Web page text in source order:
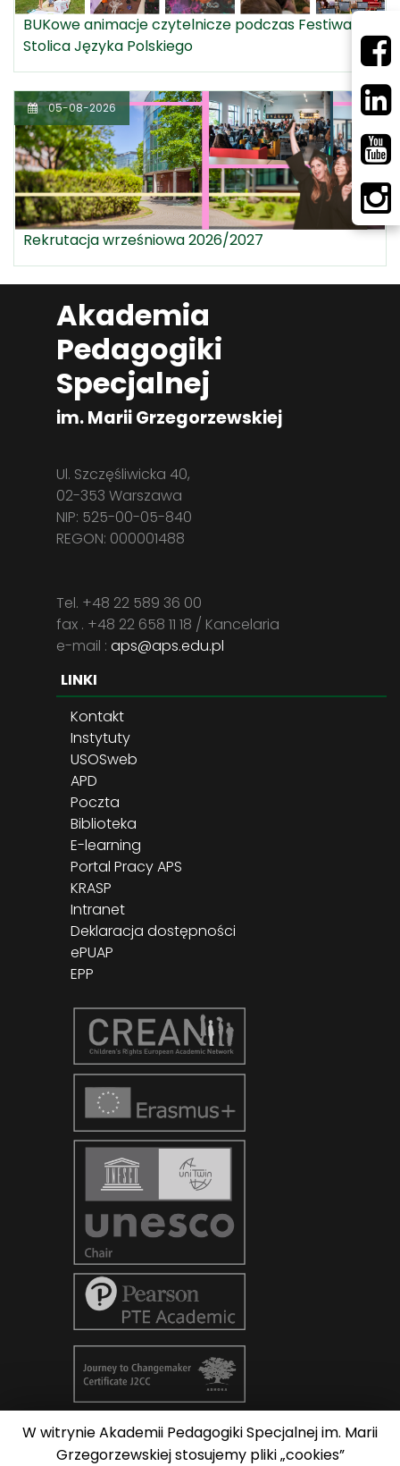
BUKowe animacje czytelnicze podczas Festiwalu
Stolica Języka Polskiego
05-08-2026
Rekrutacja wrześniowa 2026/2027
Akademia
Pedagogiki
Specjalnej
im. Marii Grzegorzewskiej
Ul. Szczęśliwicka 40,
02-353 Warszawa
NIP: 525-00-05-840
REGON: 000001488
Tel. +48 22 589 36 00
fax . +48 22 658 11 18 / Kancelaria
e-mail : aps@aps.edu.pl
LINKI
Kontakt
Instytuty
USOSweb
APD
Poczta
Biblioteka
E-learning
Portal Pracy APS
KRASP
Intranet
Deklaracja dostępności
ePUAP
EPP
© Copyright 2026AKADEMIA
W witrynie Akademii Pedagogiki Specjalnej im. Marii
Grzegorzewskiej stosujemy pliki „cookies”